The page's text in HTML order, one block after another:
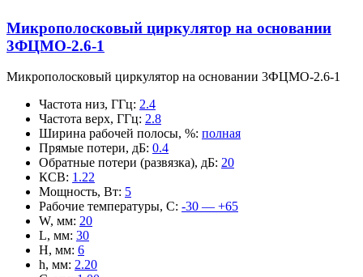
Микрополосковый циркулятор на основании
3ФЦМО-2.6-1
Микрополосковый циркулятор на основании 3ФЦМО-2.6-1
Частота низ, ГГц: 2.4
Частота верх, ГГц: 2.8
Ширина рабочей полосы, %: полная
Прямые потери, дБ: 0.4
Обратные потери (развязка), дБ: 20
КСВ: 1.22
Мощность, Вт: 5
Рабочие температуры, С: -30 — +65
W, мм: 20
L, мм: 30
H, мм: 6
h, мм: 2.20